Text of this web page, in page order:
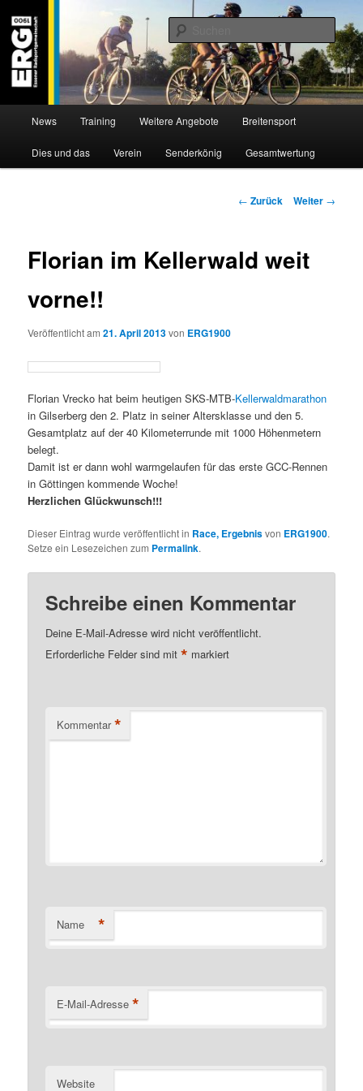
Inhalt
wechseln
ERG 1900 e.V
Willkommen bei der Essener Radsportgemeinschaft
News Training Weitere Angebote Breitensport
Dies und das Verein Senderkönig Gesamtwertung
Beitragsnavigation
← Zurück Weiter →
Florian im Kellerwald weit
vorne!!
Veröffentlicht am21. April 2013von ERG1900
Florian Vrecko hat beim heutigen SKS-MTB-Kellerwaldmarathon
in Gilserberg den 2. Platz in seiner Altersklasse und den 5.
Gesamtplatz auf der 40 Kilometerrunde mit 1000 Höhenmetern
belegt.
Damit ist er dann wohl warmgelaufen für das erste GCC-Rennen
in Göttingen kommende Woche!
Herzlichen Glückwunsch!!!
Dieser Eintrag wurde veröffentlicht in Race, Ergebnisvon ERG1900.
Setze ein Lesezeichen zum Permalink.
Schreibe einen Kommentar
Deine E-Mail-Adresse wird nicht veröffentlicht.
Erforderliche Felder sind mit* markiert
Kommentar *
Name *
E-Mail-Adresse *
Website